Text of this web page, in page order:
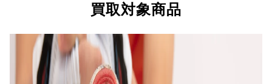
買取対象商品